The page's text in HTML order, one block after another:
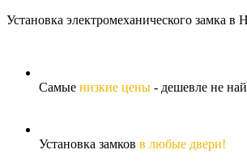
Установка электромеханического замка в
Самые низкие цены - дешевле не
Установка замков в любые двери!